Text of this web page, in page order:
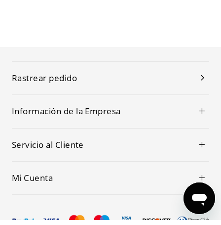
Rastrear pedido
Información de la Empresa
Servicio al Cliente
Mi Cuenta